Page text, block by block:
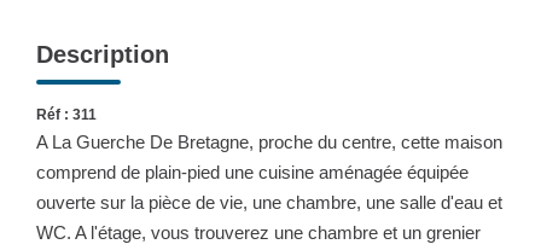
Description
Réf : 311
A La Guerche De Bretagne, proche du centre, cette maison
comprend de plain-pied une cuisine aménagée équipée
ouverte sur la pièce de vie, une chambre, une salle d'eau et
WC. A l'étage, vous trouverez une chambre et un grenier